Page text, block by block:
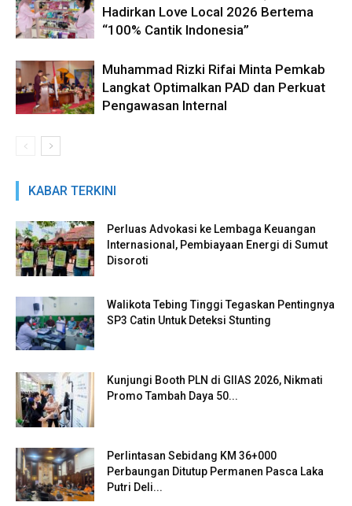
Hadirkan Love Local 2026 Bertema
“100% Cantik Indonesia”
Muhammad Rizki Rifai Minta Pemkab
Langkat Optimalkan PAD dan Perkuat
Pengawasan Internal
KABAR TERKINI
Perluas Advokasi ke Lembaga Keuangan
Internasional, Pembiayaan Energi di Sumut
Disoroti
Walikota Tebing Tinggi Tegaskan Pentingnya
SP3 Catin Untuk Deteksi Stunting
Kunjungi Booth PLN di GIIAS 2026, Nikmati
Promo Tambah Daya 50...
Perlintasan Sebidang KM 36+000
Perbaungan Ditutup Permanen Pasca Laka
Putri Deli...